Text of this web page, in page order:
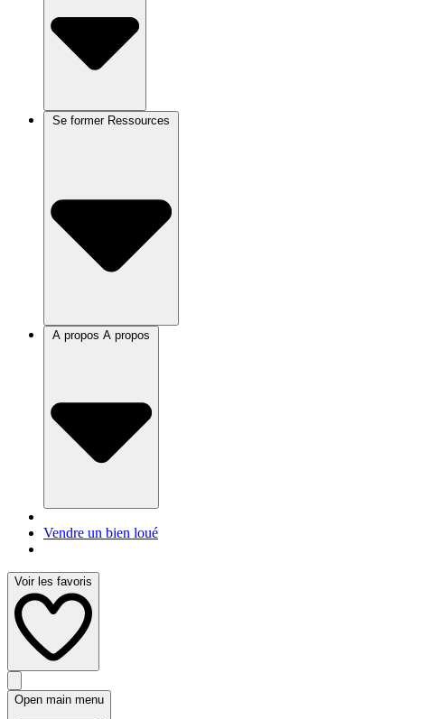
Se former
A propos
Vendre un bien loué
Voir les favoris
Open main menu